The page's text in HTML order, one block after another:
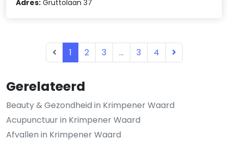
Gerelateerd
Beauty & Gezondheid in Krimpener Waard
Acupunctuur in Krimpener Waard
Afvallen in Krimpener Waard
Adres: Gruttolaan 37
1 2 3 ... 3 4